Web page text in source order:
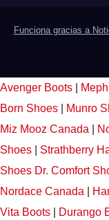
Funciona gracias a
Avenger Boots
Born Shoes
Munro
Miz Mooz Canada
Shoes
Strathberry
Shoes Dr. Comfort
Nordace Canada
Vita Boots
Durango